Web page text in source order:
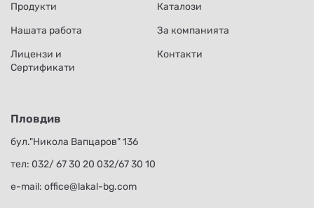
Продукти
Каталози
Нашата работа
За компанията
Лицензи и
Сертификати
Контакти
Пловдив
бул."Никола Вапцаров" 136
тел: 032/ 67 30 20 032/67 30 10
е-mail: office@lakal-bg.com